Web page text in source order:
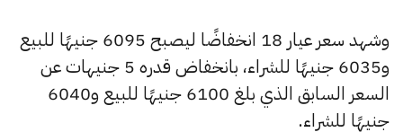
وشهد سعر عيار 18 انخفاضًا ليصبح 6095 جنيهًا للبيع
و6035 جنيهًا للشراء، بانخفاض قدره 5 جنيهات عن
السعر السابق الذي بلغ 6100 جنيهًا للبيع و6040
جنيهًا للشراء.